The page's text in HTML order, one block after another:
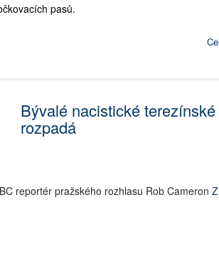
pasů.
Bývalé nacistické
rozpadá
reportér pražského rozhlasu Rob Cameron